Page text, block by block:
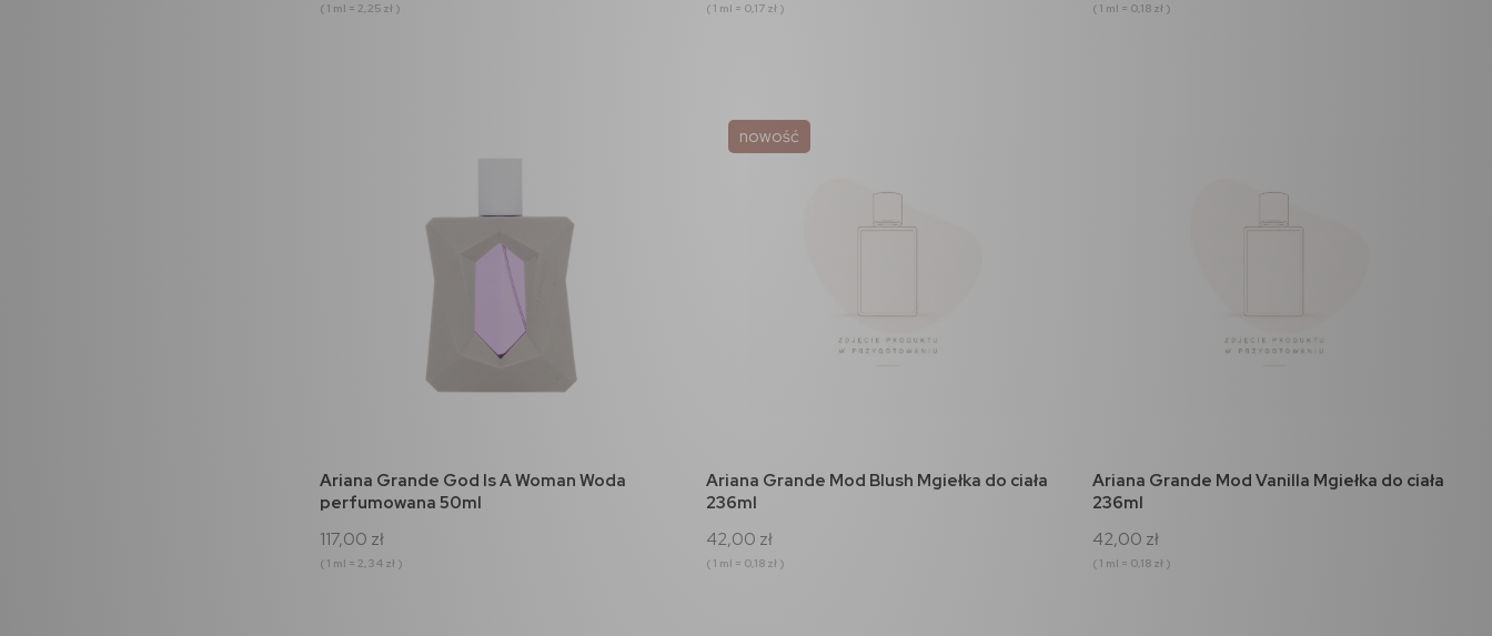
( 1 ml = 2,25 zł ) ( 1 ml = 0,17 zł ) ( 1 ml = 0,18 zł )
do koszyka
Ariana Grande God Is A Woman Woda
perfumowana 50ml
117,00 zł
( 1 ml = 2,34 zł )
do koszyka
Ariana Grande Mod Blush Mgiełka do ciała
236ml
42,00 zł
( 1 ml = 0,18 zł )
nowość
do koszyka
Ariana Grande Mod Vanilla Mgiełka do ciała
236ml
42,00 zł
( 1 ml = 0,18 zł )